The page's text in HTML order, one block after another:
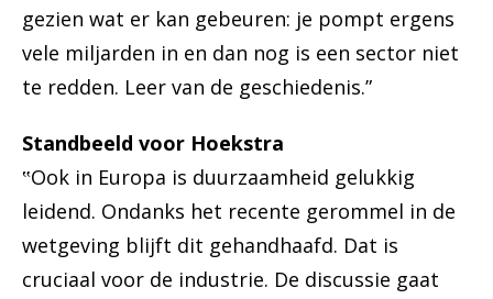
gezien wat er kan gebeuren: je pompt ergens
vele miljarden in en dan nog is een sector niet
te redden. Leer van de geschiedenis.”
Standbeeld voor Hoekstra
‟Ook in Europa is duurzaamheid gelukkig
leidend. Ondanks het recente gerommel in de
wetgeving blijft dit gehandhaafd. Dat is
cruciaal voor de industrie. De discussie gaat